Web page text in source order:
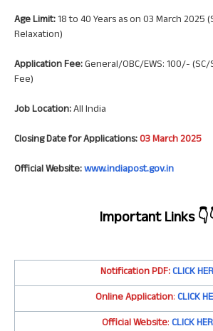
Age Limit:18 to 40 Years as on 03 March 2025
Relaxation)
Application Fee:General/OBC/EWS: 100/-
Fee)
Job Location:All India
Closing Date for Applications:03 March 2025
Official Website:www.indiapost.gov.in
Important Links
Notification PDF:CLICK
Online Application:CLICK
Official Website:CLICK